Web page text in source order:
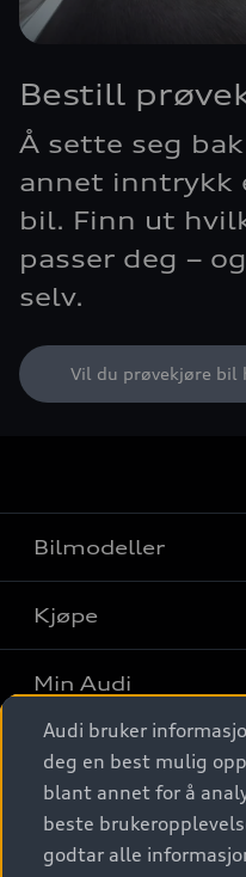
Bestill
Å sette seg
annet inntrykk
bil. Finn ut
passer deg –
selv.
Vil du prøvekjøre bil
Bilmodeller
Finn din Audi
Sammenlign bilmodeller
Elbiler
SUV
Stasjonsvogn
Sportback
Kjøpe
Kjøpshjelp
Biler på lager
Finn forhandler
Bestill prøvekjøring
Min Audi
Behold nybilfølelsen
Audi Originalt tilbehør
Digitale tjenester
Audi digitale tjenester
Audi Norge
Audi bruker
deg en best mulig
blant annet for å
beste
godtar alle